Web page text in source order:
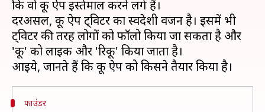
कि वो कू ऐप इस्तेमाल करने लगे हैं।
दरअसल, कू ऐप ट्विटर का स्वदेशी वर्जन है। इसमें भी
ट्विटर की तरह लोगों को फॉलो किया जा सकता है और
'कू' को लाइक और 'रिकू' किया जाता है।
फाउंडर